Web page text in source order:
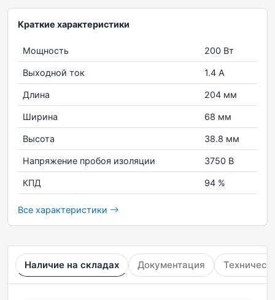
Краткие характеристики
Мощность 200 Вт
Выходной ток 1.4 А
Длина 204 мм
Ширина 68 мм
Высота 38.8 мм
Напряжение пробоя изоляции 3750 В
КПД 94 %
Все характеристики
Наличие на складах Документация